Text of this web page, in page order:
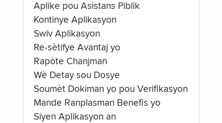
Aplike pou Asistans Piblik
Kontinye Aplikasyon
Swiv Aplikasyon
Re-sètifye Avantaj yo
Rapòte Chanjman
Wè Detay sou Dosye
Soumèt Dokiman yo pou Verifikasyon
Mande Ranplasman Benefis yo
Siyen Aplikasyon an